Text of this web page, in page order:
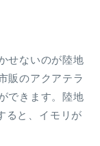
せないのが陸地
販のアクアテラ
できます。陸地
ると、イモリが